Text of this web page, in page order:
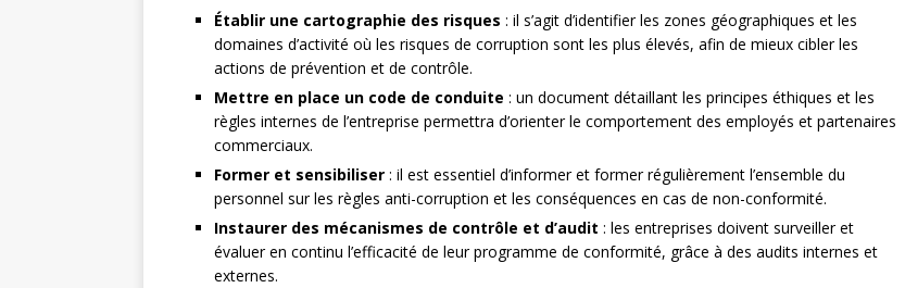
Établir une cartographie des risques : il s’agit d’identifier les zones géographiques et les
domaines d’activité où les risques de corruption sont les plus élevés, afin de mieux cibler les
actions de prévention et de contrôle.
Mettre en place un code de conduite : un document détaillant les principes éthiques et les
règles internes de l’entreprise permettra d’orienter le comportement des employés et partenaires
commerciaux.
Former et sensibiliser : il est essentiel d’informer et former régulièrement l’ensemble du
personnel sur les règles anti-corruption et les conséquences en cas de non-conformité.
Instaurer des mécanismes de contrôle et d’audit : les entreprises doivent surveiller et
évaluer en continu l’efficacité de leur programme de conformité, grâce à des audits internes et
externes.